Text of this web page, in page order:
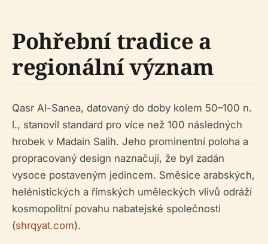
Pohřební tradice a
regionální význam
Qasr Al-Sanea, datovaný do doby kolem 50–100 n.
l., stanovil standard pro více než 100 následných
hrobek v Madain Salih. Jeho prominentní poloha a
propracovaný design naznačují, že byl zadán
vysoce postaveným jedincem. Směsice arabských,
helénistických a římských uměleckých vlivů odráží
kosmopolitní povahu nabatejské společnosti
(shrqyat.com).